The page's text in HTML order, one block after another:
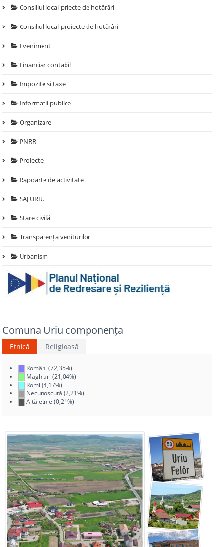
Consiliul local-priecte de hotărâri
Consiliul local-proiecte de hotărâri
Eveniment
Financiar contabil
Impozite și taxe
Informații publice
Organizare
PNRR
Proiecte
Rapoarte de activitate
SAJ URIU
Stare civilă
Transparența veniturilor
Urbanism
Comuna Uriu componența
Etnică Religioasă
Români (72,35%)
Maghiari (21,04%)
Romi (4,17%)
Necunoscută (2,21%)
Altă etnie (0,21%)